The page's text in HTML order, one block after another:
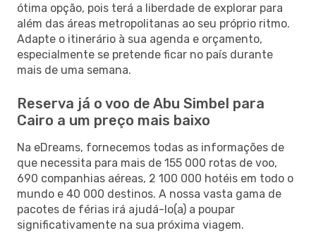
ótima opção, pois terá a liberdade de explorar para
além das áreas metropolitanas ao seu próprio ritmo.
Adapte o itinerário à sua agenda e orçamento,
especialmente se pretende ficar no país durante
mais de uma semana.
Reserva já o voo de Abu Simbel para
Cairo a um preço mais baixo
Na eDreams, fornecemos todas as informações de
que necessita para mais de 155 000 rotas de voo,
690 companhias aéreas, 2 100 000 hotéis em todo o
mundo e 40 000 destinos. A nossa vasta gama de
pacotes de férias irá ajudá-lo(a) a poupar
significativamente na sua próxima viagem.